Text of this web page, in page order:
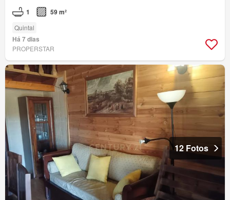
1 59 m²
Quintal
Há 7 dias
PROPERSTAR
12 Fotos